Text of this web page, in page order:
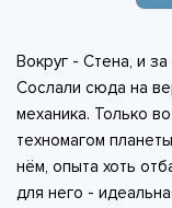
Вокруг - Стена, и
Сослали сюда на
механика. Только
техномагом
нём, опыта хоть
для него -